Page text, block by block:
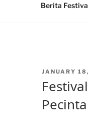
Berita
POSTED
JANUARY